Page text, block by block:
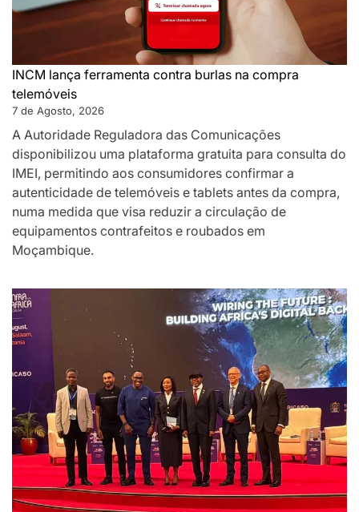
INCM lança ferramenta contra burlas na compra
telemóveis
7 de Agosto, 2026
A Autoridade Reguladora das Comunicações
disponibilizou uma plataforma gratuita para consulta do
IMEI, permitindo aos consumidores confirmar a
autenticidade de telemóveis e tablets antes da compra,
numa medida que visa reduzir a circulação de
equipamentos contrafeitos e roubados em
Moçambique.